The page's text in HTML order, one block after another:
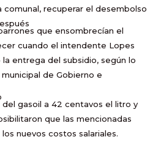
comunal, recuperar el desembolso
que ensombrecían el
cuando el intendente Lopes
entrega del subsidio, según lo
de Gobierno e
gasoil a 42 centavos el litro y
que las mencionadas
nuevos costos salariales.